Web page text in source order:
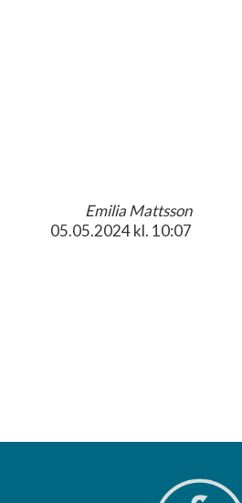
Emilia Mattsson
05.05.2024kl. 10:07